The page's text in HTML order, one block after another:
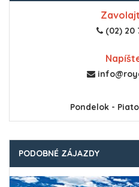
(02) 20
Pondelok -
PODOBNÉ ZÁJAZDY